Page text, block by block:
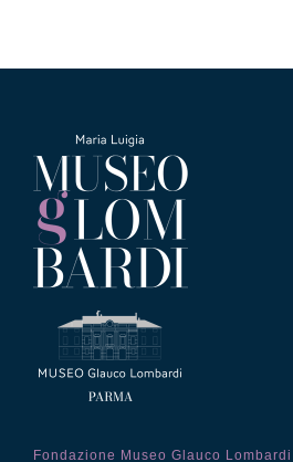
Fondazione Museo Glauco Lombardi